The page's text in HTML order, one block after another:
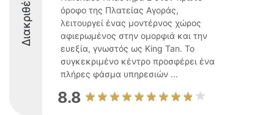
όροφο της Πλατείας Αγοράς,
λειτουργεί ένας μοντέρνος χώρος
αφιερωμένος στην ομορφιά και την
ευεξία, γνωστός ως King Tan. Το
συγκεκριμένο κέντρο προσφέρει ένα
πλήρες φάσμα υπηρεσιών ...
8.8